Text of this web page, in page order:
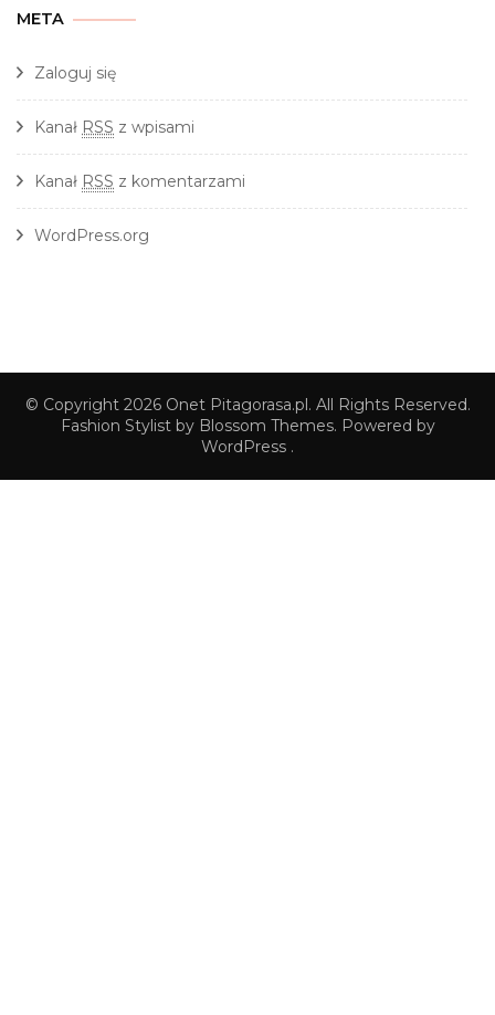
META
Zaloguj się
Kanał RSS z wpisami
Kanał RSS z komentarzami
WordPress.org
© Copyright 2026 Onet Pitagorasa.pl. All Rights Reserved.
Fashion Stylistby Blossom Themes. Powered by
WordPress .